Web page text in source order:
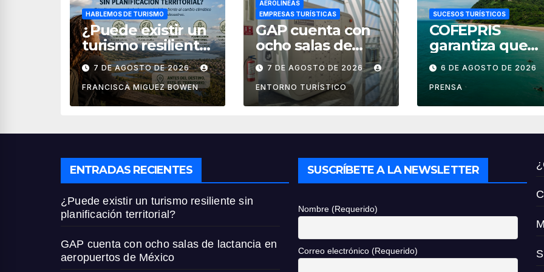
HABLEMOS DE TURISMO
¿Puede existir un
turismo resiliente
sin planificación
territorial?
7 DE AGOSTO DE 2026
FRANCISCA MIGUEZ BOWEN
AEROLÍNEAS
EMPRESAS TURÍSTICAS
GAP cuenta con
ocho salas de
lactancia en
aeropuertos de
México
7 DE AGOSTO DE 2026
ENTORNO TURÍSTICO
SUCESOS TURÍSTICOS
COFEPRIS
garantiza que
playas de
son aptas para
uso recreativo
6 DE AGOSTO DE 2026
PRENSA
ENTRADAS RECIENTES
¿Puede existir un turismo resiliente sin
planificación territorial?
GAP cuenta con ocho salas de lactancia en
aeropuertos de México
SUSCRÍBETE A LA NEWSLETTER
Nombre (Requerido)
Correo electrónico (Requerido)